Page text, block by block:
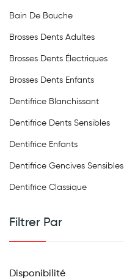
Bain De Bouche
Brosses Dents Adultes
Brosses Dents Électriques
Brosses Dents Enfants
Dentifrice Blanchissant
Dentifrice Dents Sensibles
Dentifrice Enfants
Dentifrice Gencives Sensibles
Dentifrice Classique
Filtrer Par
Disponibilité